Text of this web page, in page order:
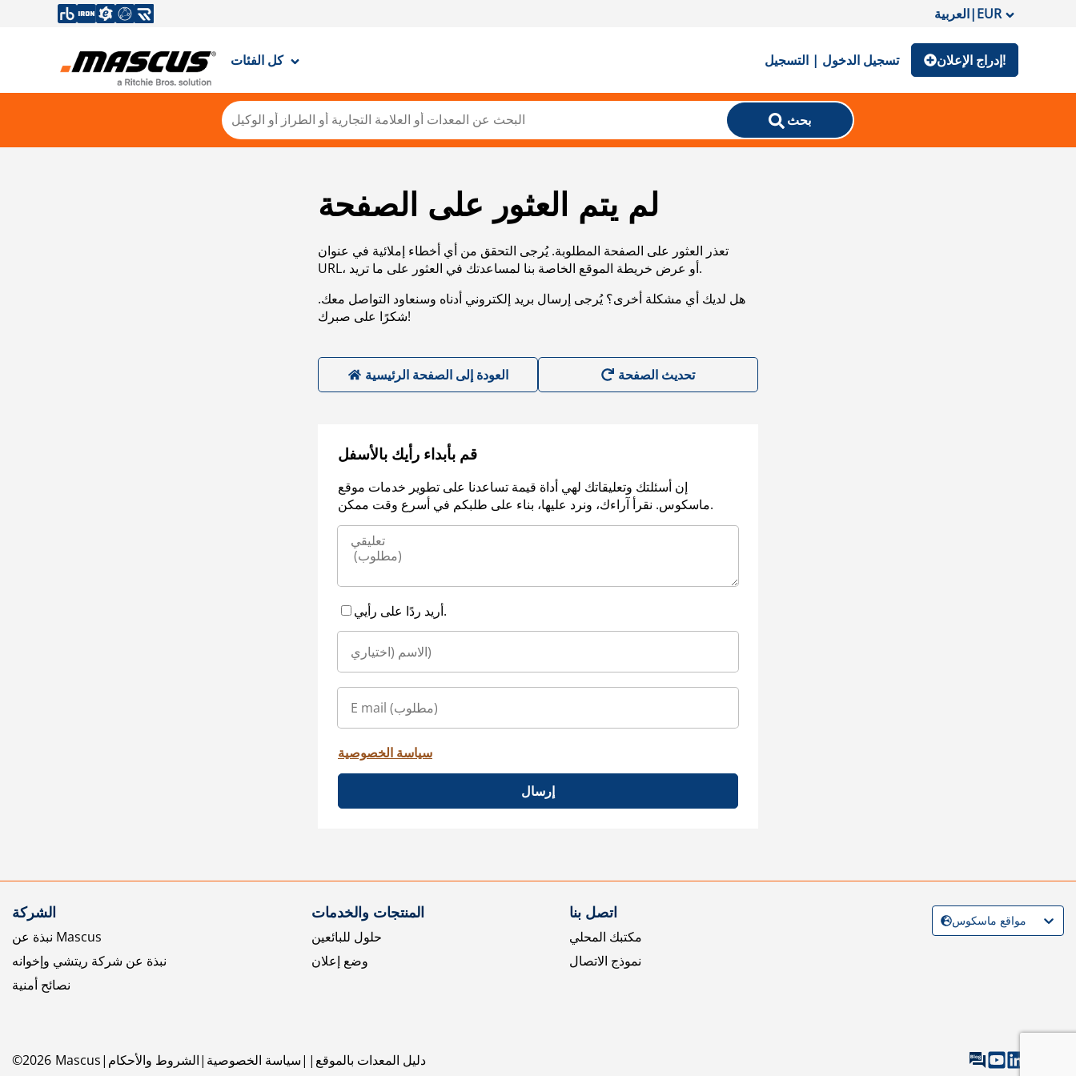
العربية|EUR
كل الفئات تسجيل الدخول | التسجيل إدراج الإعلان!
بحث
لم يتم العثور على الصفحة
تعذر العثور على الصفحة المطلوبة. يُرجى التحقق من أي أخطاء إملائية في عنوان
URL، أو عرض خريطة الموقع الخاصة بنا لمساعدتك في العثور على ما تريد.
هل لديك أي مشكلة أخرى؟ يُرجى إرسال بريد إلكتروني أدناه وسنعاود التواصل معك.
شكرًا على صبرك!
العودة إلى الصفحة الرئيسية
قم بأبداء رأيك بالأسفل
إن أسئلتك وتعليقاتك لهي أداة قيمة تساعدنا على تطوير خدمات موقع
ماسكوس. نقرأ آراءك، ونرد عليها، بناء على طلبكم في أسرع وقت ممكن.
أريد ردًا على رأيي.
سياسة الخصوصية
إرسال
الشركة
نبذة عن Mascus
نبذة عن شركة ريتشي وإخوانه
نصائح أمنية
المنتجات والخدمات
حلول للبائعين
وضع إعلان
اتصل بنا
مكتبك المحلي
نموذج الاتصال
©2026 Mascus الشروط والأحكام سياسة الخصوصية دليل المعدات بالموقع
مواقع ماسكوس